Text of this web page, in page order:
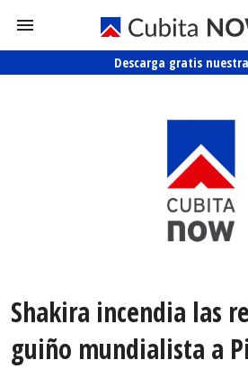
Descarga gratis
Shakira incendia las
guiño mundialista a